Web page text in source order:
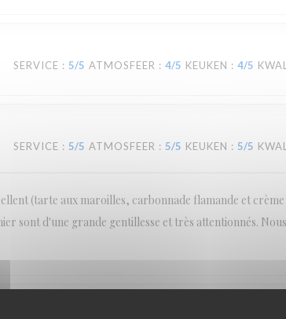
SERVICE : 5/5 ATMOSFEER : 4/5 KEUKEN : 4/5
SERVICE : 5/5 ATMOSFEER : 5/5 KEUKEN : 5/5
(tarte aux maroilles, carbonnade flamande et
sont d'une grande gentillesse et très attentionnés.